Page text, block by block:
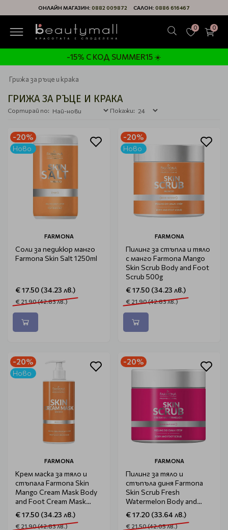
ОНЛАЙН МАГАЗИН: 0882 009872 САЛОН: 0886 616467
0 0
-15% С КОД SUMMER15 ☀️
Грижа за ръце и крака
ГРИЖА ЗА РЪЦЕ И КРАКА
Сортирай по: Покажи:
-20%
Ново
FARMONA
Соли за педикюр манго
Farmona Skin Salt 1250ml
€ 17.50 (34.23 лв.)
€ 21.90 (42.83 лв.)
-20%
Ново
FARMONA
Пилинг за стъпла и тяло
с манго Farmona Mango
Skin Scrub Body and Foot
Scrub 500g
€ 17.50 (34.23 лв.)
€ 21.90 (42.83 лв.)
-20%
Ново
FARMONA
Крем маска за тяло и
стъпала Farmona Skin
Mango Cream Mask Body
and Foot Cream Mask
500ml
€ 17.50 (34.23 лв.)
€ 21.90 (42.83 лв.)
-20%
FARMONA
Пилинг за тяло и
стъпъла диня Farmona
Skin Scrub Fresh
Watermelon Body and
Foot Scrub 500g
€ 17.20 (33.64 лв.)
€ 21.50 (42.05 лв.)